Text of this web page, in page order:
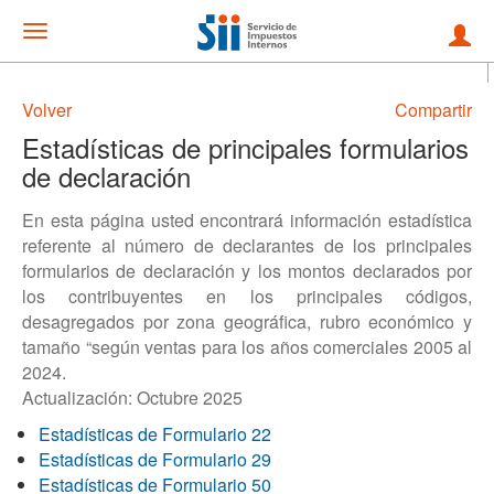
Volver Compartir
Estadísticas de principales formularios
de declaración
En esta página usted encontrará información estadística
referente al número de declarantes de los principales
formularios de declaración y los montos declarados por
los contribuyentes en los principales códigos,
desagregados por zona geográfica, rubro económico y
tamaño “según ventas para los años comerciales 2005 al
2024.
Actualización: Octubre 2025
Estadísticas de Formulario 22
Estadísticas de Formulario 29
Estadísticas de Formulario 50
Mostrar
menu